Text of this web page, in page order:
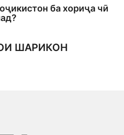
ба хориҷа чӣ
ШАРИКОН